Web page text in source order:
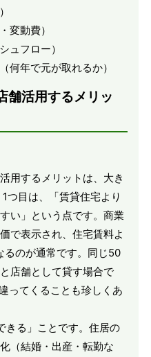
変動費）
ュフロー）
何年で元が取れるか）
舗活用するメリッ
用するメリットは、大き
つ目は、「賃貸住宅より
い」という点です。商業
で表示され、住宅賃料よ
るのが通常です。同じ50
店舗として貸す場合で
ってくることも珍しくあ
きる」ことです。住居の
（結婚・出産・転勤な